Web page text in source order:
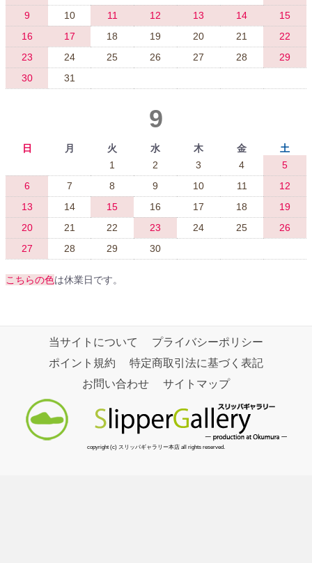
9
10 11 12 13 14
15
16
17 18 19 20 21
22
23
24 25 26 27 28
29
30
31
9
日 月 火 水 木 金
土
1
2 3 4
5
6
7 8 9 10 11
12
13
14 15 16 17 18
19
20
21 22 23 24 25
26
27
28 29 30
こちらの色は休業日です。
当サイトについて
プライバシーポリシー
ポイント規約
特定商取引法に基づく表記
お問い合わせ
サイトマップ
copyright (c) スリッパギャラリー本店 all rights reserved.